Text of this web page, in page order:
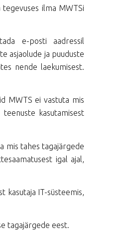
ilma MWTSi
e-posti aadressil
asjaolude ja puuduste
nende laekumisest.
MWTS ei vastuta mis
kasutamisest
mis tahes tagajärgede
igal ajal,
kasutaja IT-süsteemis,
tagajärgede eest.